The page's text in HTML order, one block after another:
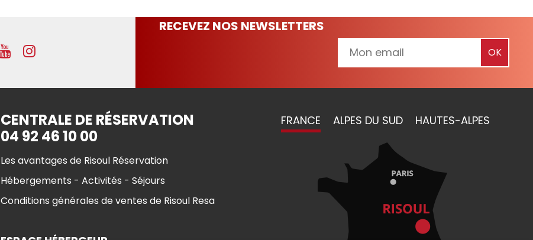
RECEVEZ NOS NEWSLETTERS
CENTRALE DE RÉSERVATION
04 92 46 10 00
Les avantages de Risoul Réservation
Hébergements - Activités - Séjours
Conditions générales de ventes de Risoul Resa
FRANCE ALPES DU SUD HAUTES-ALPES